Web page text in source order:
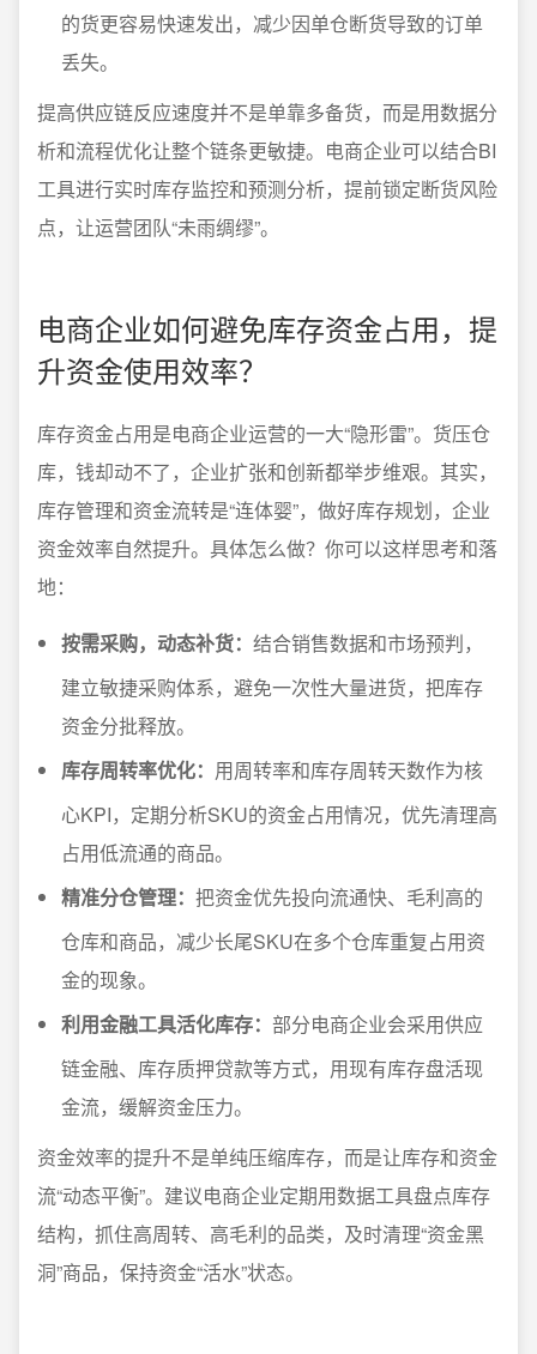
的货更容易快速发出，减少因单仓断货导致的订单
丢失。
提高供应链反应速度并不是单靠多备货，而是用数据分
析和流程优化让整个链条更敏捷。电商企业可以结合BI
工具进行实时库存监控和预测分析，提前锁定断货风险
点，让运营团队“未雨绸缪”。
电商企业如何避免库存资金占用，提
升资金使用效率？
库存资金占用是电商企业运营的一大“隐形雷”。货压仓
库，钱却动不了，企业扩张和创新都举步维艰。其实，
库存管理和资金流转是“连体婴”，做好库存规划，企业
资金效率自然提升。具体怎么做？你可以这样思考和落
地：
按需采购，动态补货： 结合销售数据和市场预判，
建立敏捷采购体系，避免一次性大量进货，把库存
资金分批释放。
库存周转率优化： 用周转率和库存周转天数作为核
心KPI，定期分析SKU的资金占用情况，优先清理高
占用低流通的商品。
精准分仓管理： 把资金优先投向流通快、毛利高的
仓库和商品，减少长尾SKU在多个仓库重复占用资
金的现象。
利用金融工具活化库存： 部分电商企业会采用供应
链金融、库存质押贷款等方式，用现有库存盘活现
金流，缓解资金压力。
资金效率的提升不是单纯压缩库存，而是让库存和资金
流“动态平衡”。建议电商企业定期用数据工具盘点库存
结构，抓住高周转、高毛利的品类，及时清理“资金黑
洞”商品，保持资金“活水”状态。